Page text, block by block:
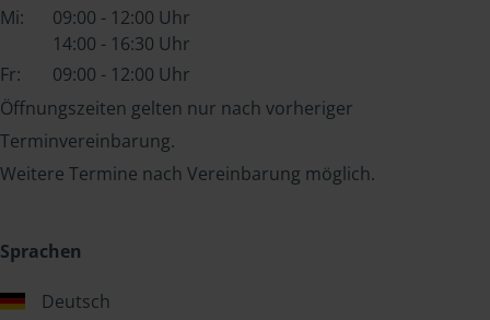
Mi:
09:00 - 12:00 Uhr
14:00 - 16:30 Uhr
Fr:
09:00 - 12:00 Uhr
Öffnungszeiten gelten nur nach vorheriger
Terminvereinbarung.
Weitere Termine nach Vereinbarung möglich.
Sprachen
Deutsch